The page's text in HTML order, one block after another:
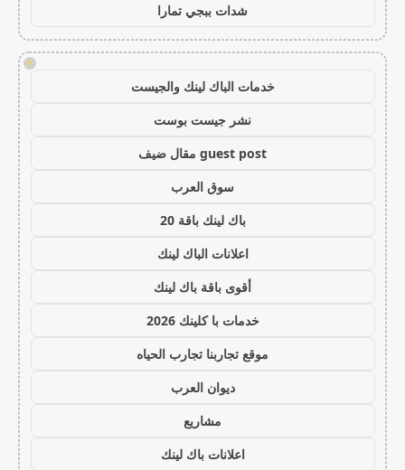
شدات ببجي تمارا
!
خدمات الباك لينك والجيست
نشر جيست بوست
guest post مقال ضيف
سوق العرب
باك لينك باقة 20
اعلانات الباك لينك
أقوى باقة باك لينك
خدمات با كلينك 2026
موقع تجاربنا تجارب الحياه
ديوان العرب
مشاريع
اعلانات باك لينك